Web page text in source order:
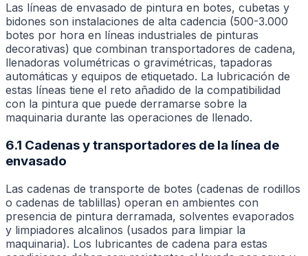
Las líneas de envasado de pintura en botes, cubetas y
bidones son instalaciones de alta cadencia (500-3.000
botes por hora en líneas industriales de pinturas
decorativas) que combinan transportadores de cadena,
llenadoras volumétricas o gravimétricas, tapadoras
automáticas y equipos de etiquetado. La lubricación de
estas líneas tiene el reto añadido de la compatibilidad
con la pintura que puede derramarse sobre la
maquinaria durante las operaciones de llenado.
6.1 Cadenas y transportadores de la línea de
envasado
Las cadenas de transporte de botes (cadenas de rodillos
o cadenas de tablillas) operan en ambientes con
presencia de pintura derramada, solventes evaporados
y limpiadores alcalinos (usados para limpiar la
maquinaria). Los lubricantes de cadena para estas